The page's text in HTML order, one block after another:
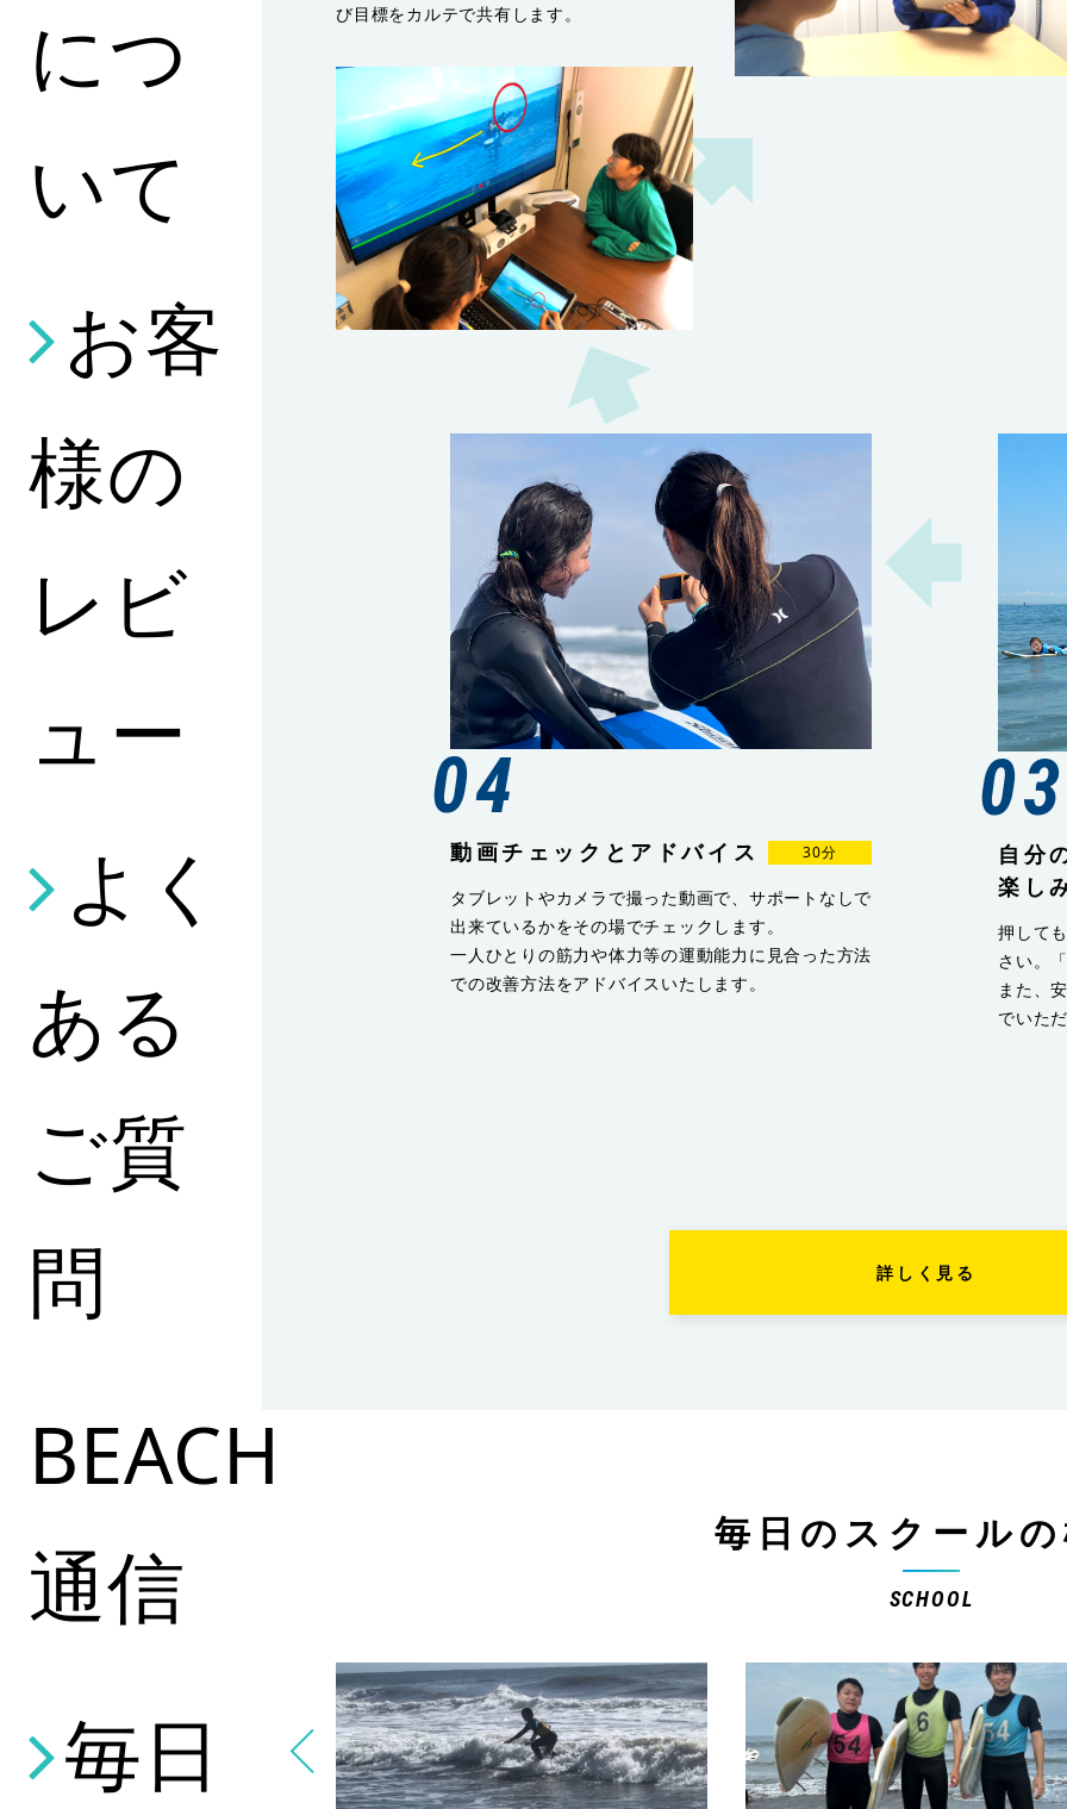
につ
いて
お客
様の
レビ
ュー
よく
ある
ご質
問
BEACH
通信
毎日
03
自分
楽し
押して
さい。
また、
でいた
04
動画チェックとアドバイス 30分
タブレットやカメラで撮った動画で、サポートなしで
出来ているかをその場でチェックします。
一人ひとりの筋力や体力等の運動能力に見合った方法
での改善方法をアドバイスいたします。
び目標をカルテで共有します。
詳しく見る
毎日のスクール
SCHOOL